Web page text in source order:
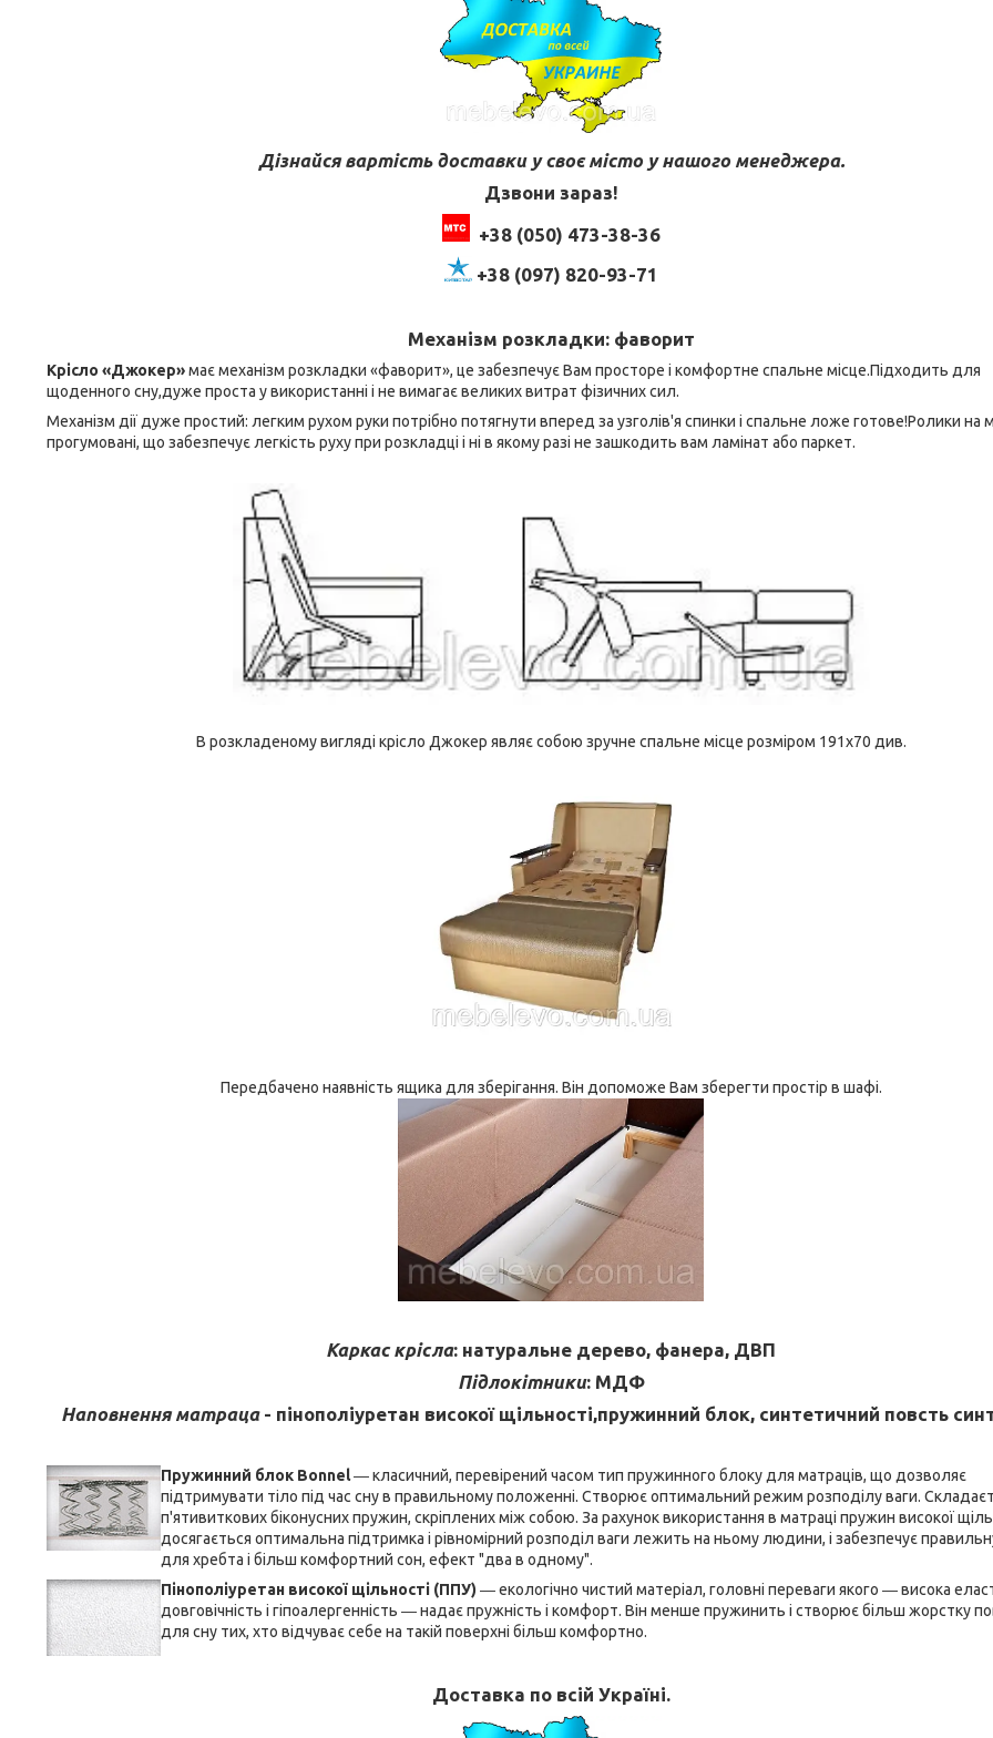
Дізнайся вартість доставки у своє місто у нашого менеджера.
Дзвони зараз!
+38 (050) 473-38-36
+38 (097) 820-93-71
Механізм розкладки: фаворит
Крісло «Джокер»має механізм розкладки «фаворит», це забезпечує Вам просторе і комфортне спальне місце.Підходить для
щоденного сну,дуже проста у використанні і не вимагає великих витрат фізичних сил.
Механізм дії дуже простий: легким рухом руки потрібно потягнути вперед за узголів'я спинки і спальне ложе готове!Ролики на
прогумовані, що забезпечує легкість руху при розкладці і ні в якому разі не зашкодить вам ламінат або паркет.
В розкладеному вигляді крісло Джокер являє собою зручне спальне місце розміром 191х70 див.
Передбачено наявність ящика для зберігання. Він допоможе Вам зберегти простір в шафі.
Каркас крісла: натуральне дерево, фанера, ДВП
Підлокітники: МДФ
Наповнення матраца- пінополіуретан високої щільності,пружинний блок, синтетичний повсть
Пружинний блок Bonnel― класичний, перевірений часом тип пружинного блоку для матраців, що дозволяє
підтримувати тіло під час сну в правильному положенні. Створює оптимальний режим розподілу ваги.
п'ятивиткових біконусних пружин, скріплених між собою. За рахунок використання в матраці пружин високої
досягається оптимальна підтримка і рівномірний розподіл ваги лежить на ньому людини, і забезпечує
для хребта і більш комфортний сон, ефект "два в одному".
Пінополіуретан високої щільності (ППУ) ― екологічно чистий матеріал, головні переваги якого ― висока
довговічність і гіпоалергенність ― надає пружність і комфорт. Він менше пружинить і створює більш жорстку
для сну тих, хто відчуває себе на такій поверхні більш комфортно.
Доставка по всій Україні.